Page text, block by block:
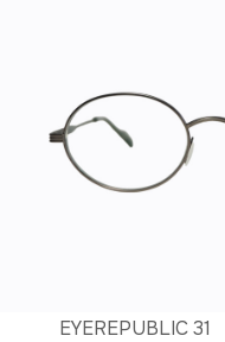
EYEREPUBLIC 31